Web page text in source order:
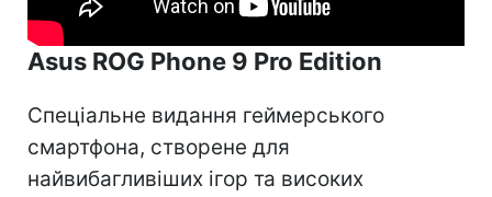
Asus ROG Phone 9 Pro Edition
Спеціальне видання геймерського
смартфона, створене для
найвибагливіших ігор та високих